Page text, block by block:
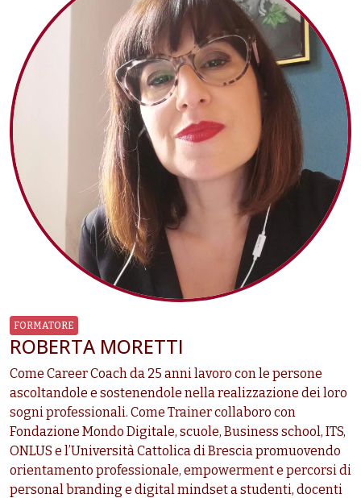
FORMATORE
ROBERTA MORETTI
Come Career Coach da 25 anni lavoro con le persone
ascoltandole e sostenendole nella realizzazione dei loro
sogni professionali. Come Trainer collaboro con
Fondazione Mondo Digitale, scuole, Business school, ITS,
ONLUS e l’Università Cattolica di Brescia promuovendo
orientamento professionale, empowerment e percorsi di
personal branding e digital mindset a studenti, docenti